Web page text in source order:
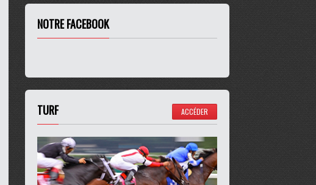
NOTRE FACEBOOK
TURF ACCÉDER